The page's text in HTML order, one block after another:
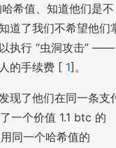
希值、知道他们是不
道了我们不希望他们
执行 “虫洞攻击” ——
的手续费 [ 1]。
现了他们在同一条支
一个价值 1.1 btc 的
同一个哈希值的